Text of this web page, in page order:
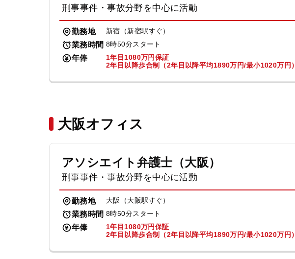
刑事事件・事故分野を中心に活動
勤務地 新宿（新宿駅すぐ）
業務時間 8時50分スタート
年俸
1年目1080万円保証
2年目以降歩合制（2年目以降平均1890万円/最小1020万円）
大阪オフィス
アソシエイト弁護士（大阪）
刑事事件・事故分野を中心に活動
勤務地 大阪（大阪駅すぐ）
業務時間 8時50分スタート
年俸
1年目1080万円保証
2年目以降歩合制（2年目以降平均1890万円/最小1020万円）